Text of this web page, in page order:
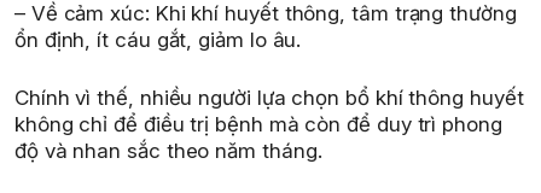
– Về cảm xúc: Khi khí huyết thông, tâm trạng thường
ổn định, ít cáu gắt, giảm lo âu.
Chính vì thế, nhiều người lựa chọn bổ khí thông huyết
không chỉ để điều trị bệnh mà còn để duy trì phong
độ và nhan sắc theo năm tháng.